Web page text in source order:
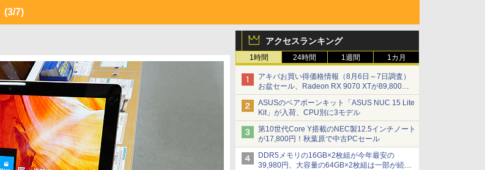
(3/7)
アクセスランキング
1時間 24時間 1週間 1カ月
アキバお買い得価格情報（8月6日～7日調査）
お盆セール、Radeon RX 9070 XTが89,800
円、水平周波数24.8kHz対応の17型モニターが
9,801円、暑さ指数連動セール ほか
ASUSのベアボーンキット「ASUS NUC 15 Lite
Kit」が入荷、CPU別に3モデル
第10世代Core Y搭載のNEC製12.5インチノート
が17,800円！秋葉原で中古PCセール
DDR5メモリの16GB×2枚組が今年最安の
39,980円、大容量の64GB×2枚組は一部が続騰